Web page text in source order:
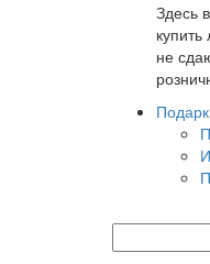
Здесь
не